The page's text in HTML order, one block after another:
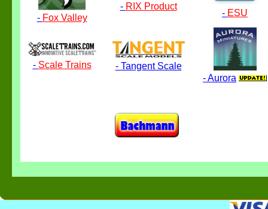
- Fox Valley
- RIX Product
- ESU
- Scale Trains
- Tangent Scale
- Aurora